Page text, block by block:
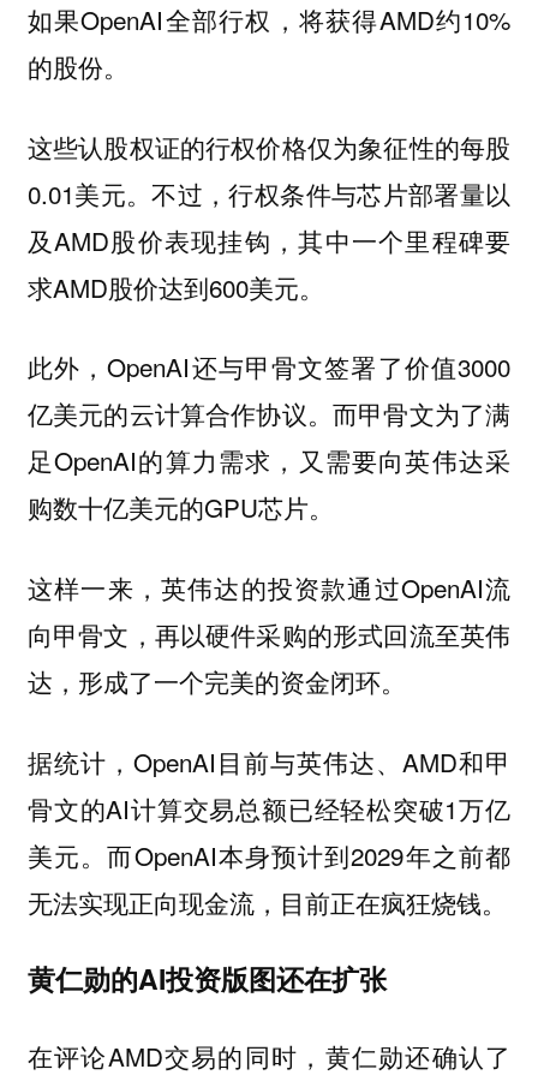
如果OpenAI全部行权，将获得AMD约10%
的股份。
这些认股权证的行权价格仅为象征性的每股
0.01美元。不过，行权条件与芯片部署量以
及AMD股价表现挂钩，其中一个里程碑要
求AMD股价达到600美元。
此外，OpenAI还与甲骨文签署了价值3000
亿美元的云计算合作协议。而甲骨文为了满
足OpenAI的算力需求，又需要向英伟达采
购数十亿美元的GPU芯片。
这样一来，英伟达的投资款通过OpenAI流
向甲骨文，再以硬件采购的形式回流至英伟
达，形成了一个完美的资金闭环。
据统计，OpenAI目前与英伟达、AMD和甲
骨文的AI计算交易总额已经轻松突破1万亿
美元。而OpenAI本身预计到2029年之前都
无法实现正向现金流，目前正在疯狂烧钱。
黄仁勋的AI投资版图还在扩张
在评论AMD交易的同时，黄仁勋还确认了